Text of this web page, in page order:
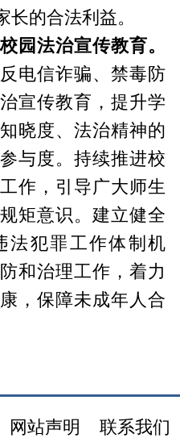
的合法利益。
园法治宣传教育。
电信诈骗、禁毒防
宣传教育，提升学
晓度、法治精神的
与度。持续推进校
作，引导广大师生
矩意识。建立健全
法犯罪工作体制机
和治理工作，着力
，保障未成年人合
网站声明 联系我们